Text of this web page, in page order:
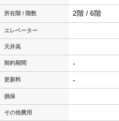
所在階 / 階数 2階 / 6階
エレベーター
天井高
契約期間 -
更新料 -
損保
その他費用